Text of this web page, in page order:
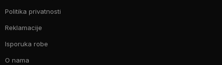
Politika privatnosti
Reklamacije
Isporuka robe
O nama